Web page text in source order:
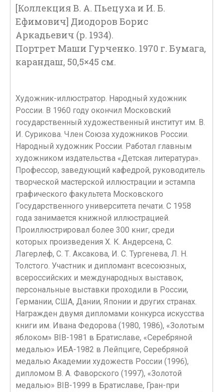
[Коллекция В. А. Пьецуха и И. Б.
Ефимович] Диодоров Борис
Аркадьевич (р. 1934).
Портрет Маши Гурченко. 1970 г. Бумага,
карандаш, 50,5×45 см.
Художник-иллюстратор. Народный художник
России. В 1960 году окончил Московский
государственный художественный институт им. В.
И. Сурикова. Член Союза художников России.
Народный художник России. Работал главным
художником издательства «Детская литература».
Профессор, заведующий кафедрой, руководитель
творческой мастерской иллюстрации и эстампа
графического факультета Московского
Государственного университета печати. С 1958
года занимается книжной иллюстрацией.
Проиллюстрировал более 300 книг, среди
которых произведения X. К. Андерсена, С.
Лагерлеф, С. Т. Аксакова, И. С. Тургенева, Л. Н.
Толстого. Участник и дипломант всесоюзных,
всероссийских и международных выставок,
персональные выставки проходили в России,
Германии, США, Дании, Японии и других странах.
Награжден двумя дипломами конкурса искусства
книги им. Ивана Федорова (1980, 1986), «Золотым
яблоком» BIB-1981 в Братиславе, «Серебряной
медалью» ИБА-1982 в Лейпциге, Серебряной
медалью Академии художеств России (1996),
дипломом В. А. Фаворского (1997), «Золотой
медалью» BIB-1999 в Братиславе, Гран-при